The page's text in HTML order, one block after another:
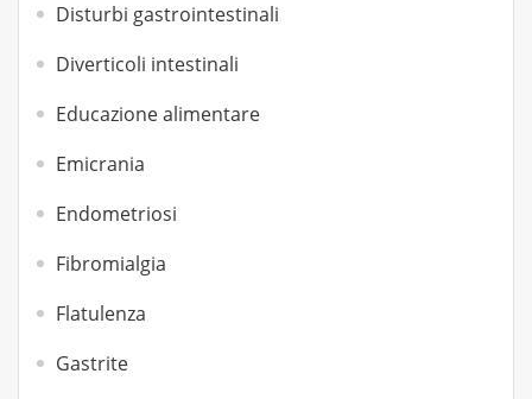
Disturbi gastrointestinali
Diverticoli intestinali
Educazione alimentare
Emicrania
Endometriosi
Fibromialgia
Flatulenza
Gastrite